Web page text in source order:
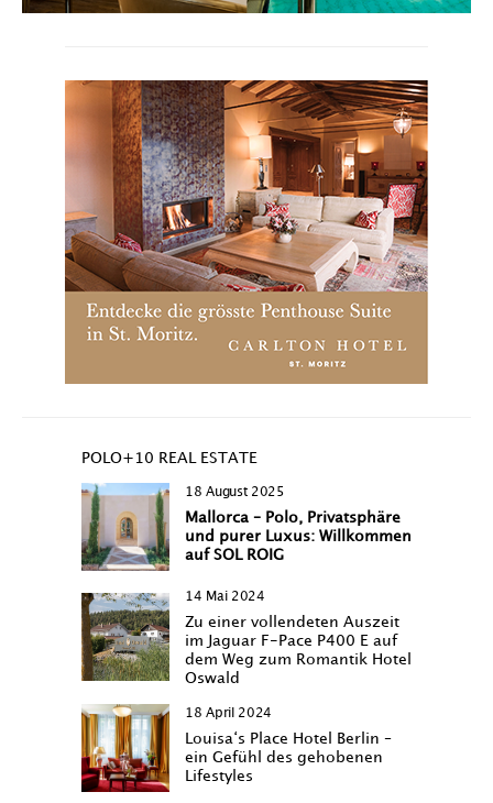
POLO+10 REAL ESTATE
18 August 2025
Mallorca – Polo, Privatsphäre
und purer Luxus: Willkommen
auf SOL ROIG
14 Mai 2024
Zu einer vollendeten Auszeit
im Jaguar F-Pace P400 E auf
dem Weg zum Romantik Hotel
Oswald
18 April 2024
Louisa‘s Place Hotel Berlin –
ein Gefühl des gehobenen
Lifestyles